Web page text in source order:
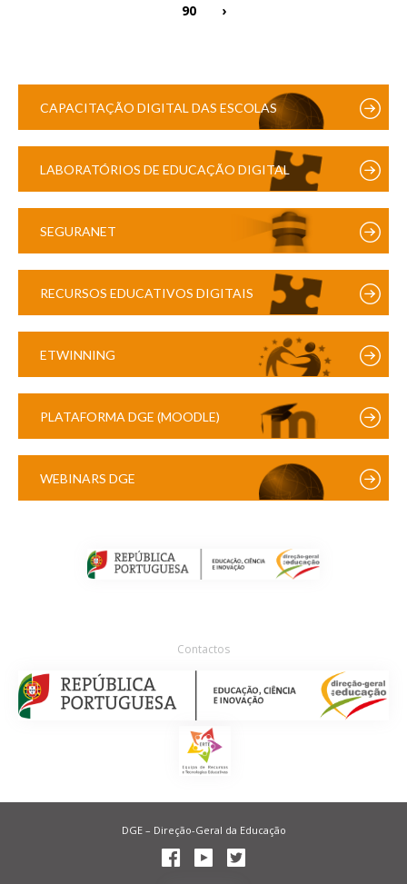
90
›
CAPACITAÇÃO DIGITAL DAS ESCOLAS
LABORATÓRIOS DE EDUCAÇÃO DIGITAL
SEGURANET
RECURSOS EDUCATIVOS DIGITAIS
ETWINNING
PLATAFORMA DGE (MOODLE)
WEBINARS DGE
Contactos
DGE – Direção-Geral da Educação